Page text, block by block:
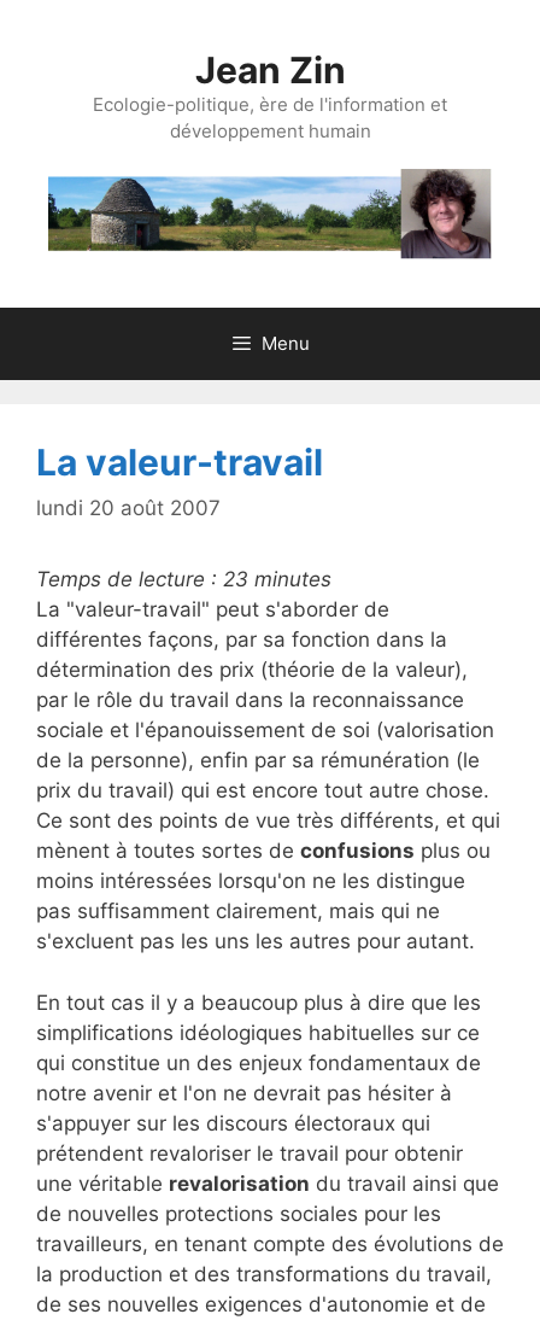
Jean Zin
Ecologie-politique, ère de l'information et
développement humain
Menu
La valeur-travail
lundi 20 août 2007
Temps de lecture : 23 minutes
La "valeur-travail" peut s'aborder de
différentes façons, par sa fonction dans la
détermination des prix (théorie de la valeur),
par le rôle du travail dans la reconnaissance
sociale et l'épanouissement de soi (valorisation
de la personne), enfin par sa rémunération (le
prix du travail) qui est encore tout autre chose.
Ce sont des points de vue très différents, et qui
mènent à toutes sortes de confusions plus ou
moins intéressées lorsqu'on ne les distingue
pas suffisamment clairement, mais qui ne
s'excluent pas les uns les autres pour autant.
En tout cas il y a beaucoup plus à dire que les
simplifications idéologiques habituelles sur ce
qui constitue un des enjeux fondamentaux de
notre avenir et l'on ne devrait pas hésiter à
s'appuyer sur les discours électoraux qui
prétendent revaloriser le travail pour obtenir
une véritable revalorisation du travail ainsi que
de nouvelles protections sociales pour les
travailleurs, en tenant compte des évolutions de
la production et des transformations du travail,
de ses nouvelles exigences d'autonomie et de